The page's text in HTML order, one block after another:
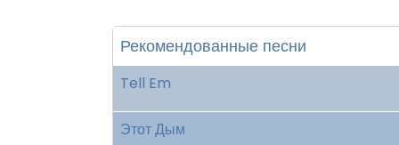
Рекомендованные песни
Tell Em
Этот Дым